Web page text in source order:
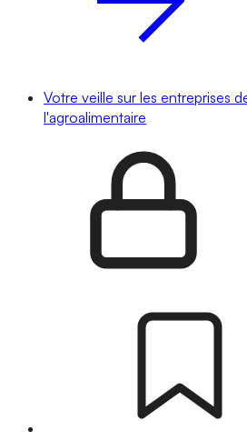
Votre veille sur les entreprises
l'agroalimentaire